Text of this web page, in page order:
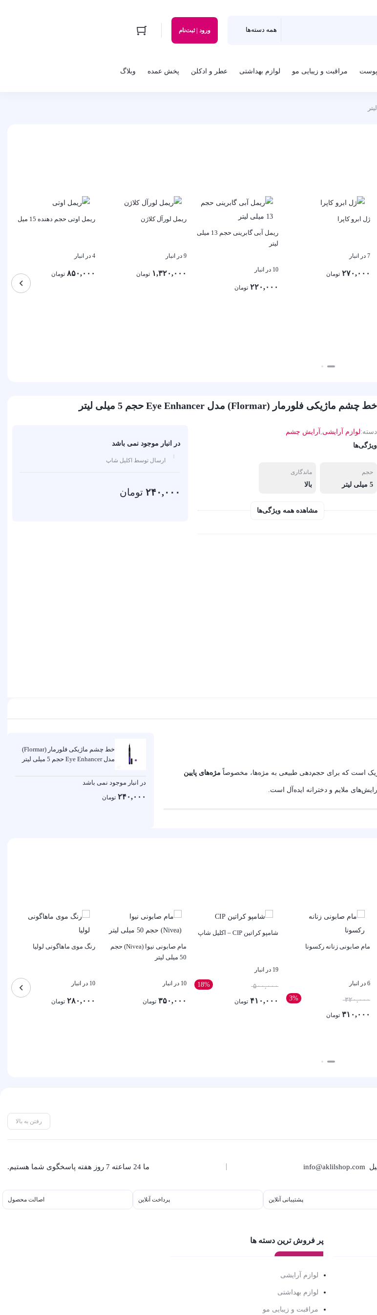
ورود | ثبت‌نام
پوست مراقبت و زیبایی مو لوازم بهداشتی عطر و ادکلن پخش عمده وبلاگ
ژل ابرو کاپرا
7 در انبار
۲۷۰,۰۰۰ تومان
ریمل آبی گابرینی حجم 13 میلی
لیتر
10 در انبار
۲۲۰,۰۰۰ تومان
ریمل لورآل کلاژن
9 در انبار
۱,۳۲۰,۰۰۰ تومان
ریمل اوتی حجم دهنده 15 میل
4 در انبار
۸۵۰,۰۰۰ تومان
خط چشم ماژیکی فلورمار (Flormar) مدل Eye Enhancer حجم 5 میلی لیتر
دسته:لوازم آرایشی آرایش چشم
ویژگی‌ها
حجم
5 میلی لیتر
ماندگاری
بالا
مشاهده همه ویژگی‌ها
در انبار موجود نمی باشد
ارسال توسط اکلیل شاپ
۲۴۰,۰۰۰ تومان
است که برای حجم‌دهی طبیعی به مژه‌ها، مخصوصاً مژه‌های پایین
ملایم و دخترانه ایده‌آل است.
خط چشم ماژیکی فلورمار (Flormar)
مدل Eye Enhancer حجم 5 میلی لیتر
در انبار موجود نمی باشد
۲۴۰,۰۰۰ تومان
مام صابونی زنانه رکسونا
6 در انبار
3% ۳۲۰,۰۰۰ قیمت
اصلی:۳۱۰,۰۰۰ تومان
شامپو کراتین CIP – اکلیل شاپ
19 در انبار
18% ۵۰۰,۰۰۰ قیمت
اصلی:۴۱۰,۰۰۰ تومان
مام صابونی نیوا (Nivea) حجم
50 میلی لیتر
10 در انبار
۳۵۰,۰۰۰ تومان
رنگ موی ماهاگونی لولیا
10 در انبار
۲۸۰,۰۰۰ تومان
رفتن به بالا
info@aklilshop.com ما 24 ساعته 7 روز هفته پاسخگوی شما هستیم.
پشتیبانی آنلاین پرداخت آنلاین اصالت محصول
پر فروش ترین دسته ها
لوازم آرایشی
لوازم بهداشتی
مراقبت و زیبایی مو